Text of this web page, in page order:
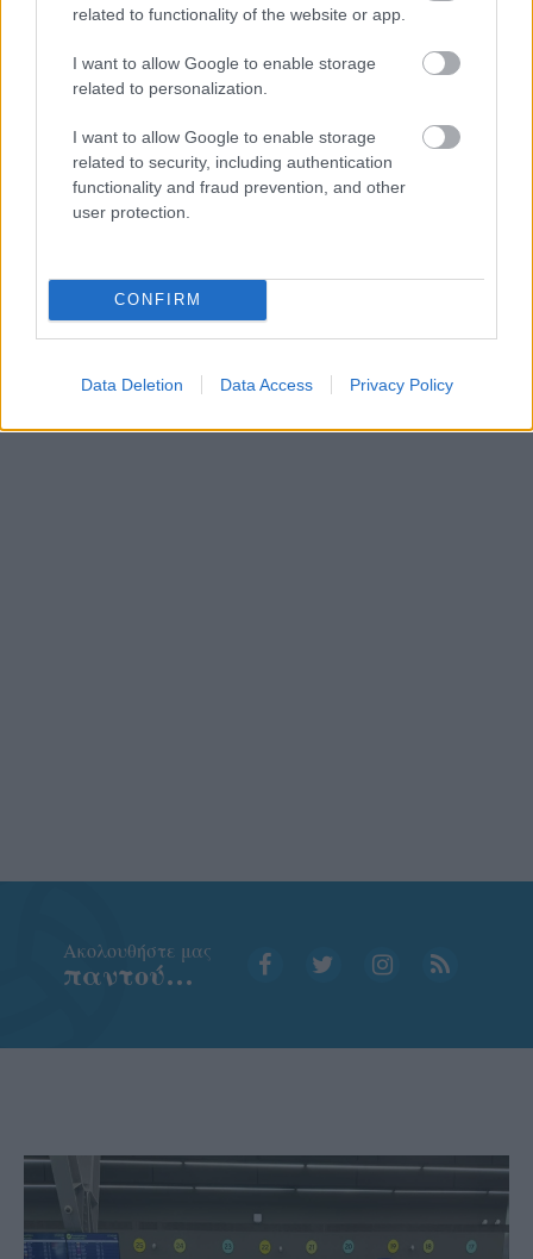
related to functionality of the website or app.
I want to allow Google to enable storage
related to personalization.
I want to allow Google to enable storage
related to security, including authentication
functionality and fraud prevention, and other
user protection.
CONFIRM
Data Deletion Data Access Privacy Policy
Aκολουθήστε μας
παντού…